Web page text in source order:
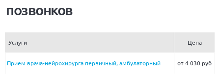
позвонков
Услуги Цена
Прием врача-нейрохирурга первичный, амбулаторный от 4 030 руб